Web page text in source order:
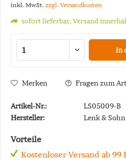
inkl. MwSt. zzgl. Versandkosten
sofort lieferbar, Versand
In
Merken Fragen zum
Artikel-Nr.:
LS05009-B
Hersteller:
Lenk & Sohn
Vorteile
Kostenloser Versand ab 99